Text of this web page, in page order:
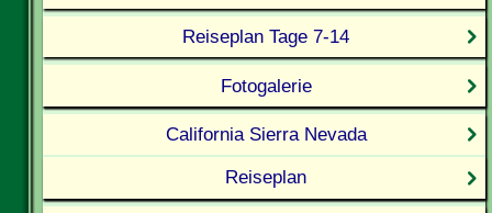
Reiseplan Tage 7-14
Fotogalerie
California Sierra Nevada
Reiseplan